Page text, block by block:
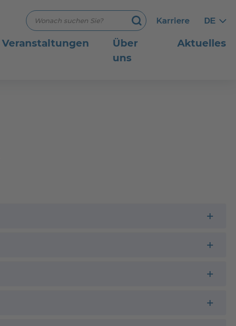
Suchbegriff eingeben
SuchenKarriere DE
Veranstaltungen
Über
uns
Aktuelles